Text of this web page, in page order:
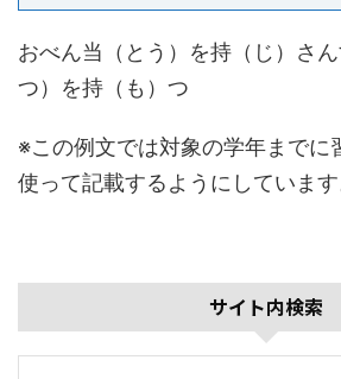
おべん当（とう）を持（じ）さ
つ）を持（も）つ
※この例文では対象の学年までに
使って記載するようにしています
サイト内検索